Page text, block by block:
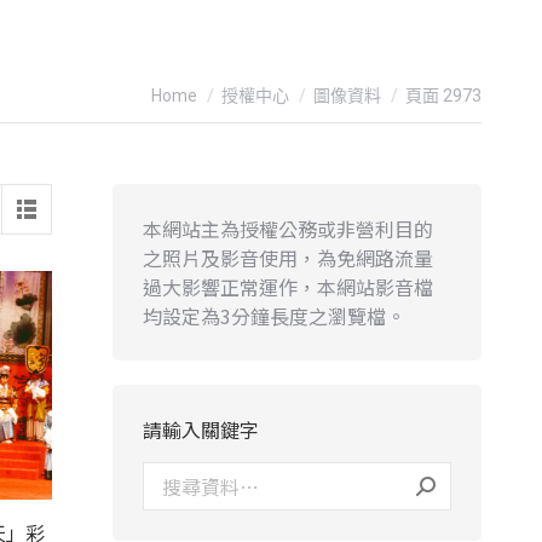
You are here:
Home 授權中心 圖像資料 頁面 2973
彩
本網站主為授權公務或非營利目的
之照片及影音使用，為免網路流量
過大影響正常運作，本網站影音檔
均設定為3分鐘長度之瀏覽檔。
請輸入關鍵字